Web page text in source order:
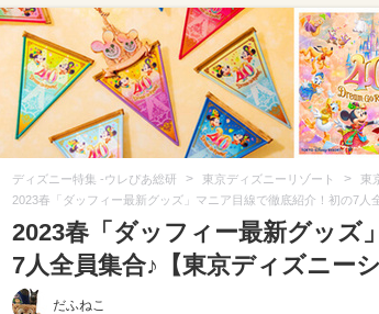
ディズニー特集 -ウレぴあ総研 > 東京ディズニーリゾート > 東
2023春「ダッフィー最新グッズ」マニア目線で徹底紹介！初の7人
2023春「ダッフィー最新グッズ
7人全員集合♪【東京ディズニー
だふねこ